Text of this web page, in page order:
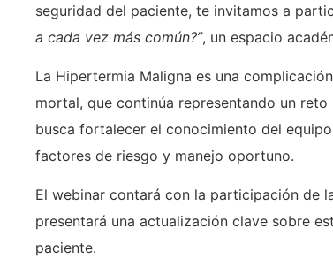
seguridad del paciente, te invitamos a
a cada vez más común?”, un espacio
La Hipertermia Maligna es una
mortal, que continúa representando un
busca fortalecer el conocimiento del
factores de riesgo y manejo oportuno.
El webinar contará con la participación de
presentará una actualización clave sobre
paciente.